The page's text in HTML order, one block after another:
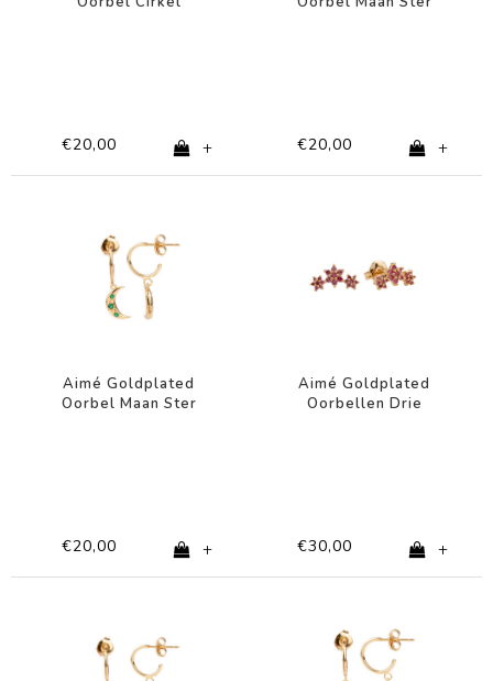
€20,00 + €20,00 +
Aimé Goldplated
Oorbel Maan Ster
€20,00 +
Aimé Goldplated
Oorbellen Drie
€30,00 +